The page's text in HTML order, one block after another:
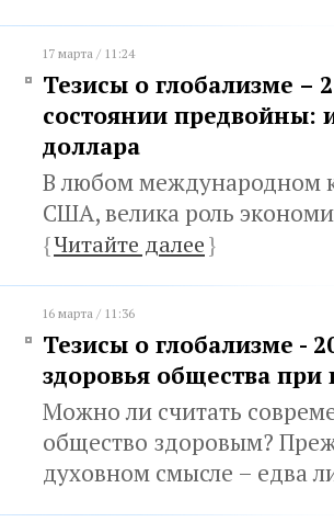
17 марта / 11:24
Тезисы о глобализме –
состоянии предвойны:
доллара
В любом международном
США, велика роль
{Читайте далее}
16 марта / 11:36
Тезисы о глобализме -
здоровья общества при
Можно ли считать
общество здоровым?
духовном смысле – едва